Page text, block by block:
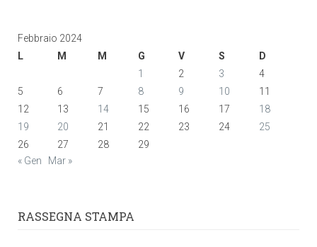
Febbraio 2024
L
M M G V S
D
1
2 3
4
5
6 7 8 9 10
11
12
13 14 15 16 17
18
19
20 21 22 23 24
25
26
27 28
29
« Gen
Mar »
RASSEGNA STAMPA